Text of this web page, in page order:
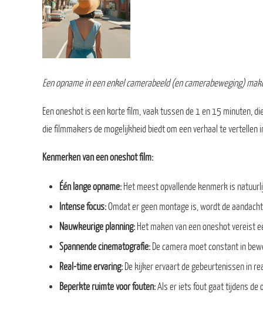
Een opname in een enkel camerabeeld (en camerabeweging)
Een oneshot is een korte film, vaak tussen de 1 en 15 minuten,
die filmmakers de mogelijkheid biedt om een verhaal te vertellen
Kenmerken van een oneshot film:
Één lange opname:Het meest opvallende kenmerk is
Intense focus:Omdat er geen montage is, wordt de
Nauwkeurige planning:Het maken van een oneshot vereist
Spannende cinematografie:De camera moet constant in
Real-time ervaring:De kijker ervaart de gebeurtenissen in
Beperkte ruimte voor fouten:Als er iets fout gaat tijdens de